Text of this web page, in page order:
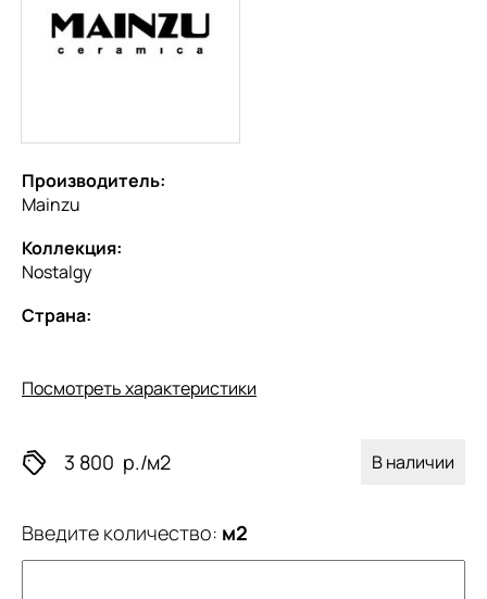
Производитель:
Mainzu
Коллекция:
Nostalgy
Страна:
Посмотреть характеристики
3 800 р./м2 В наличии
Введите количество: м2